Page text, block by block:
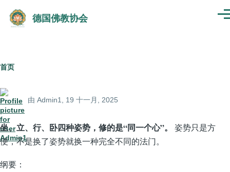
德国佛教协会
菜
面
包
屑
首页
由 Admin1 , 19 十一月, 2025
坐、立、行、卧四种姿势，修的是“同一个心”。
姿势只是方
便，不是换了姿势就换一种完全不同的法门。
纲要：